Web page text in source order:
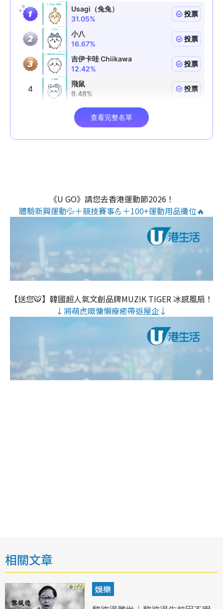
《U GO》請您去香港運動節2026！
體驗新興運動💦＋競技賽事💪＋100+運動用品攤位🔥
【送您🐯】韓國超人氣文創品牌MUZIK TIGER 冰感風扇！
↓將萌虎嘅慵懶療癒帶返屋企↓
相關文章
娛樂